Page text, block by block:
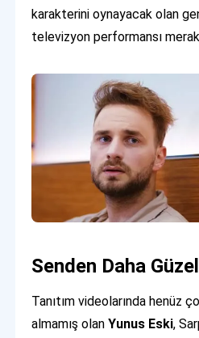
karakterini oynayacak olan
televizyon performansı
Senden Daha
Tanıtım videolarında henüz
almamış olanYunus Eski,